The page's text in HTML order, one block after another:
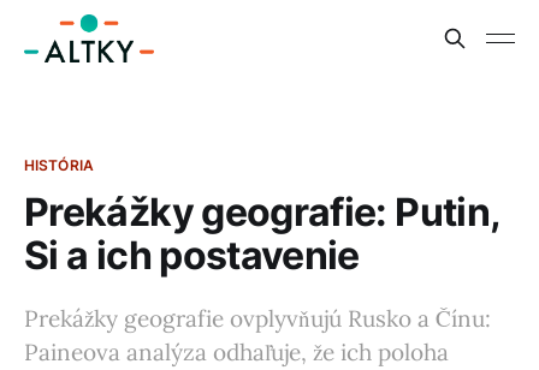
HISTÓRIA
Prekážky geografie: Putin,
Si a ich postavenie
Prekážky geografie ovplyvňujú Rusko a Čínu:
Paineova analýza odhaľuje, že ich poloha